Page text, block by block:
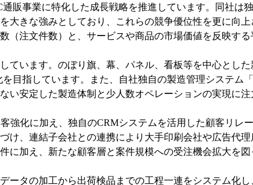
販事業に特化した成長戦略を推進しています。同社は
大きな強みとしており、これらの競争優位性を更に向
注文件数）と、サービスや商品の市場価値を反映する
います。のぼり旗、幕、パネル、看板等を中心とし
目指しています。また、自社独自の製造管理システム
安定した製造体制と少人数オペレーションの実現に注
強化に加え、独自のCRMシステムを活用した顧客リレ
け、連結子会社との連携により大手印刷会社や広告代
加え、新たな顧客層と案件規模への受注機会拡大を図
タの加工から出荷検品までの工程一連をシステム化